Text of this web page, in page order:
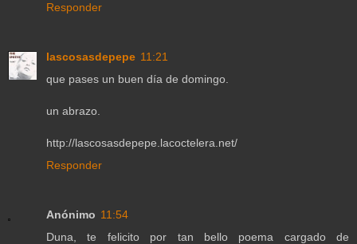
Responder
lascosasdepepe 11:21
que pases un buen día de domingo.
un abrazo.
http://lascosasdepepe.lacoctelera.net/
Responder
Anónimo 11:54
Duna, te felicito por tan bello poema cargado de